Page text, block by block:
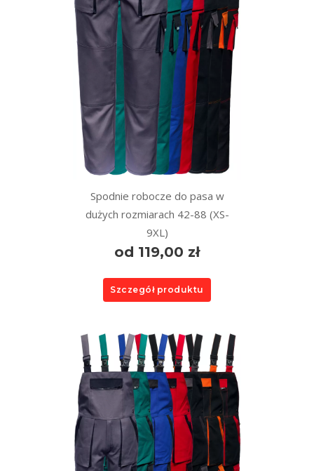
Spodnie robocze do pasa w
dużych rozmiarach 42-88 (XS-
9XL)
od 119,00 zł
Szczegół produktu